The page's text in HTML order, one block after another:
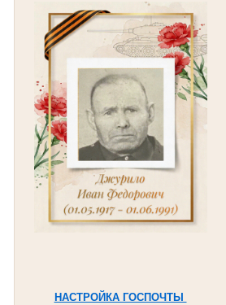
НАСТРОЙКА ГОСПОЧТЫ